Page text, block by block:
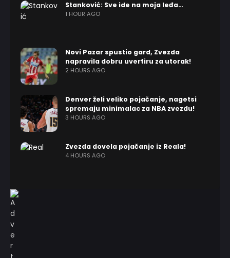
Stanković: Sve ide na moja leđa…
1 HOUR AGO
Novi Pazar spustio gard, Zvezda
napravila dobru uvertiru za utorak!
2 HOURS AGO
Denver želi veliko pojačanje, nagetsi
spremaju minimalac za NBA zvezdu!
3 HOURS AGO
Zvezda dovela pojačanje iz Reala!
4 HOURS AGO